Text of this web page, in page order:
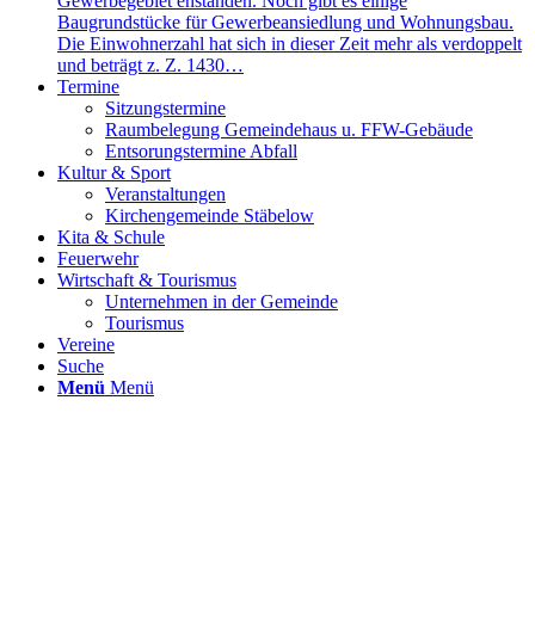
Baugrundstücke für Gewerbeansiedlung und Wohnungsbau.
Die Einwohnerzahl hat sich in dieser Zeit mehr als verdoppelt
und beträgt z. Z. 1430…
Termine
Sitzungstermine
Raumbelegung Gemeindehaus u. FFW-Gebäude
Entsorungstermine Abfall
Kultur & Sport
Veranstaltungen
Kirchengemeinde Stäbelow
Kita & Schule
Feuerwehr
Wirtschaft & Tourismus
Unternehmen in der Gemeinde
Tourismus
Vereine
Suche
Menü Menü